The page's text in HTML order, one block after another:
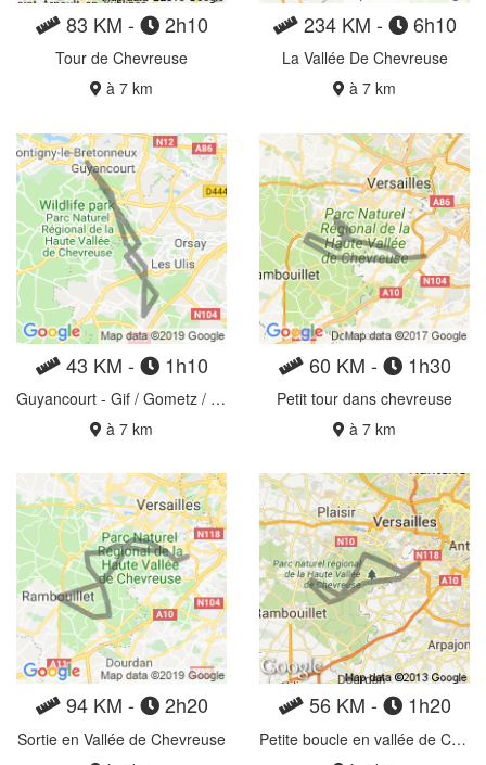
83 KM - 2h10
Tour de Chevreuse
à 7 km
234 KM - 6h10
La Vallée De Chevreuse
à 7 km
43 KM - 1h10
Guyancourt - Gif / Gometz / Janvry
à 7 km
60 KM - 1h30
Petit tour dans chevreuse
à 7 km
94 KM - 2h20
Sortie en Vallée de Chevreuse
56 KM - 1h20
Petite boucle en vallée de Chevreuse